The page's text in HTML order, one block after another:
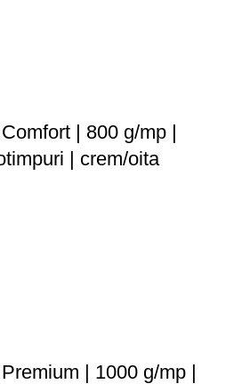
| 800 g/mp |
| crem/oita
| 1000 g/mp |